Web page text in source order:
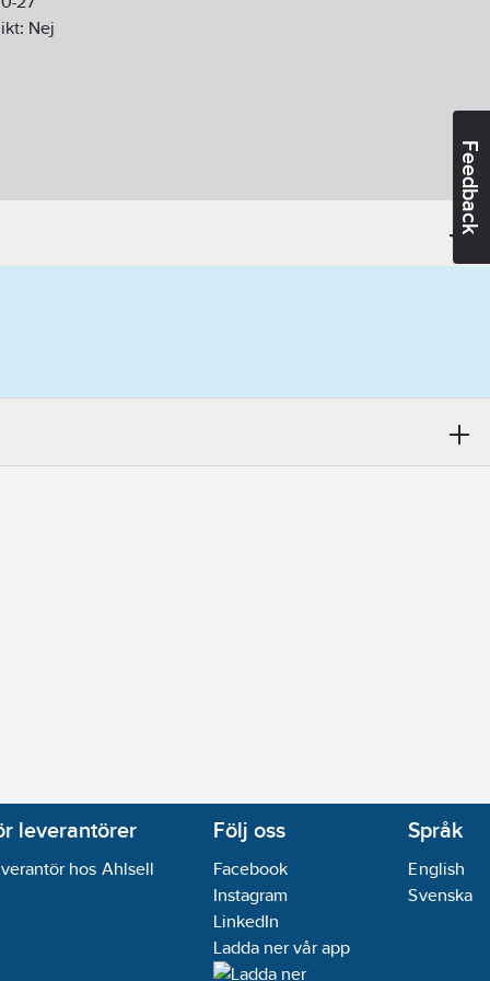
Feedback
Nej
leverantörer
hos Ahlsell
Följ oss
Facebook
Instagram
LinkedIn
Ladda ner vår app
Språk
English
Svenska